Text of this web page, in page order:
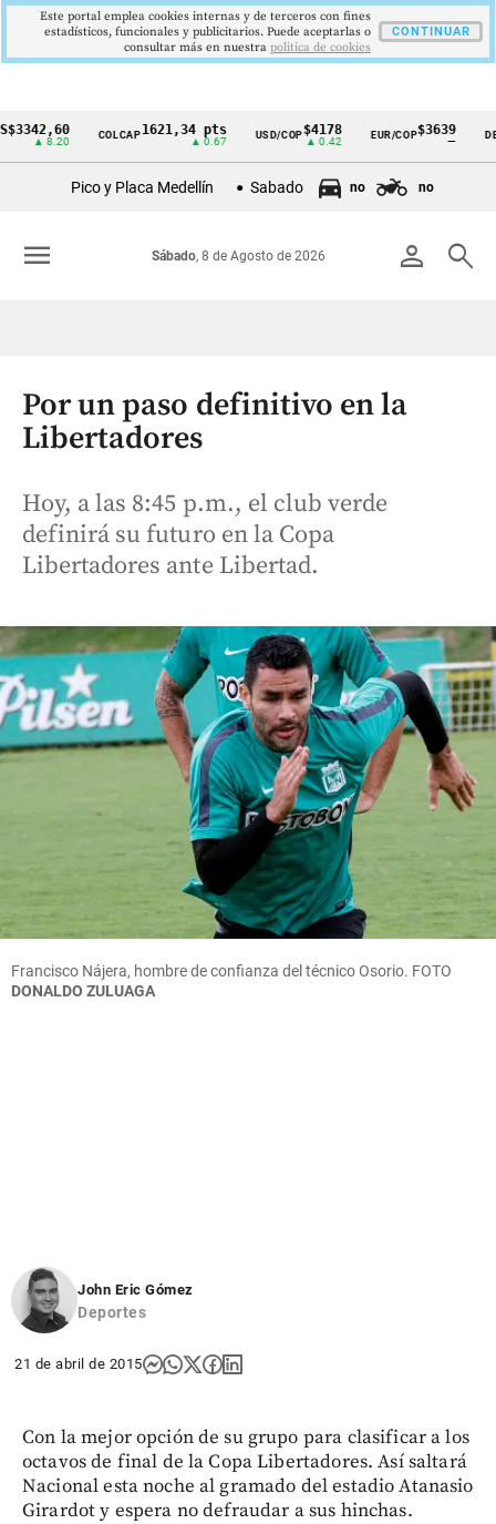
Cintillo
Colombia
COLCAP1621,34 pts USD/COP$4178
▲ 0.42
EUR/COP$3639
—
Pico y Placa Medellín Sabado no no
person search
Sábado, 8 de Agosto de 2026
menu
Por un paso definitivo en la
Libertadores
Hoy, a las 8:45 p.m., el club verde
definirá su futuro en la Copa
Libertadores ante Libertad.
Francisco Nájera, hombre de confianza del técnico Osorio. FOTO
DONALDO ZULUAGA
John Eric Gómez
Deportes
21 de abril de 2015
Con la mejor opción de su grupo para clasificar a los
octavos de final de la Copa Libertadores. Así saltará
Nacional esta noche al gramado del estadio Atanasio
Girardot y espera no defraudar a sus hinchas.
Este portal emplea cookies internas y de terceros con fines
estadísticos, funcionales y publicitarios. Puede aceptarlas o
consultar más en nuestra politica de cookies
CONTINUAR